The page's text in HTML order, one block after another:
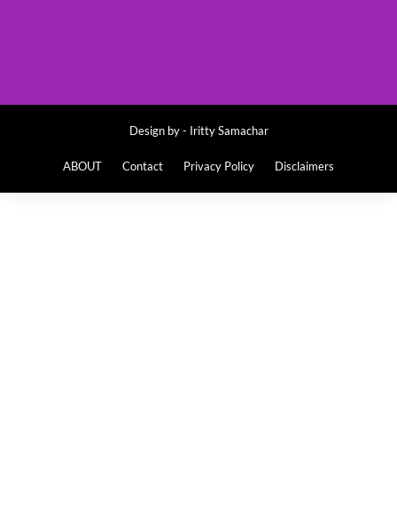
Design by - Iritty Samachar
ABOUT Contact Privacy Policy Disclaimers